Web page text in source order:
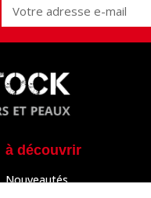
à découvrir
Nouveautés